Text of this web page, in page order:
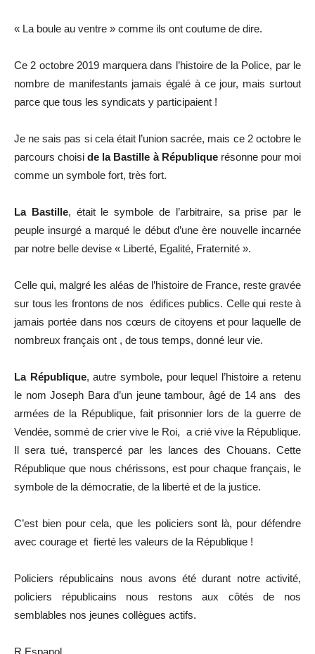
« La boule au ventre » comme ils ont coutume de dire.
Ce 2 octobre 2019 marquera dans l’histoire de la Police, par le
nombre de manifestants jamais égalé à ce jour, mais surtout
parce que tous les syndicats y participaient !
Je ne sais pas si cela était l’union sacrée, mais ce 2 octobre le
parcours choiside la Bastille à Républiquerésonne pour moi
comme un symbole fort, très fort.
La Bastille, était le symbole de l’arbitraire, sa prise par le
peuple insurgé a marqué le début d’une ère nouvelle incarnée
par notre belle devise « Liberté, Egalité, Fraternité ».
Celle qui, malgré les aléas de l’histoire de France, reste gravée
sur tous les frontons de nos édifices publics. Celle qui reste à
jamais portée dans nos cœurs de citoyens et pour laquelle de
nombreux français ont , de tous temps, donné leur vie.
La République, autre symbole, pour lequel l’histoire a retenu
le nom Joseph Bara d’un jeune tambour, âgé de 14 ans des
armées de la République, fait prisonnier lors de la guerre de
Vendée, sommé de crier vive le Roi, a crié vive la République.
Il sera tué, transpercé par les lances des Chouans. Cette
République que nous chérissons, est pour chaque français, le
symbole de la démocratie, de la liberté et de la justice.
C’est bien pour cela, que les policiers sont là, pour défendre
avec courage et fierté les valeurs de la République !
Policiers républicains nous avons été durant notre activité,
policiers républicains nous restons aux côtés de nos
semblables nos jeunes collègues actifs.
R.Espanol